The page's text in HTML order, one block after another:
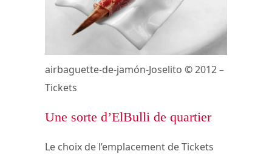
airbaguette-de-jamón-Joselito © 2012 –
Tickets
Une sorte d’ElBulli de quartier
Le choix de l’emplacement de Tickets